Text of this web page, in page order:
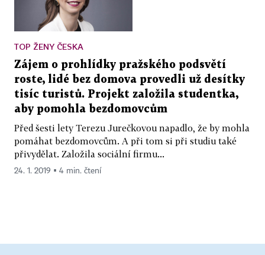
TOP ŽENY ČESKA
Zájem o prohlídky pražského podsvětí
roste, lidé bez domova provedli už desítky
tisíc turistů. Projekt založila studentka,
aby pomohla bezdomovcům
Před šesti lety Terezu Jurečkovou napadlo, že by mohla
pomáhat bezdomovcům. A při tom si při studiu také
přivydělat. Založila sociální firmu...
24. 1. 2019 ▪ 4 min. čtení